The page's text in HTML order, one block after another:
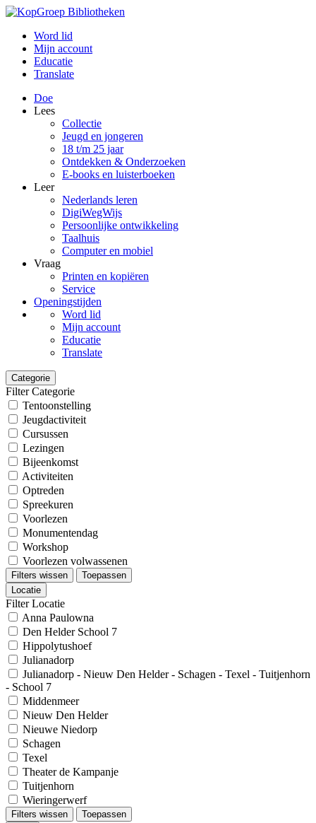
Word lid
Mijn account
Educatie
Translate
Doe
Lees
Collectie
Jeugd en jongeren
18 t/m 25 jaar
Ontdekken & Onderzoeken
E-books en luisterboeken
Leer
Nederlands leren
DigiWegWijs
Persoonlijke ontwikkeling
Taalhuis
Computer en mobiel
Vraag
Printen en kopiëren
Service
Openingstijden
Word lid
Mijn account
Educatie
Translate
Categorie
Filter Categorie
Tentoonstelling
Jeugdactiviteit
Cursussen
Lezingen
Bijeenkomst
Activiteiten
Optreden
Spreekuren
Voorlezen
Monumentendag
Workshop
Voorlezen volwassenen
Filters wissen
Toepassen
Locatie
Filter Locatie
Anna Paulowna
Den Helder School 7
Hippolytushoef
Julianadorp
Julianadorp - Nieuw Den Helder - Schagen - Texel - Tuitjenhorn
- School 7
Middenmeer
Nieuw Den Helder
Nieuwe Niedorp
Schagen
Texel
Theater de Kampanje
Tuitjenhorn
Wieringerwerf
Filters wissen
Toepassen